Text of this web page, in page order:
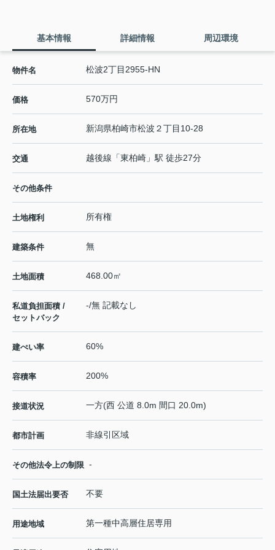
基本情報 詳細情報 周辺環境
物件名 松波2丁目2955-HN
価格 570万円
所在地 新潟県柏崎市松波 ２丁目10-28
交通 越後線 「東柏崎 」駅 徒歩27分
その他条件
土地権利 所有権
建築条件 無
土地面積 468.00㎡
私道負担面積 /
セットバック
-/無 記載なし
建ぺい率 60%
容積率 200%
接道状況 一方(西 公道 8.0m 間口 20.0m)
都市計画 非線引区域
その他法令上の制限 -
国土法届出要否 不要
用途地域 第一種中高層住居専用